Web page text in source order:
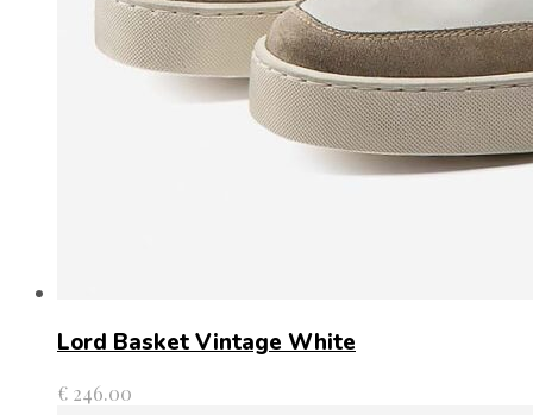
Lord Basket Vintage White
€ 246.00